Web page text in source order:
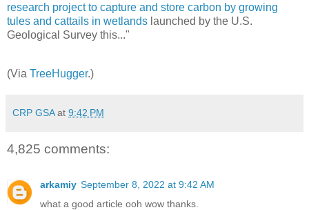
research project to capture and store carbon by growing
tules and cattails in wetlands launched by the U.S.
Geological Survey this..."
(Via TreeHugger.)
CRP GSA at 9:42 PM
4,825 comments:
arkamiy September 8, 2022 at 9:42 AM
what a good article ooh wow thanks.